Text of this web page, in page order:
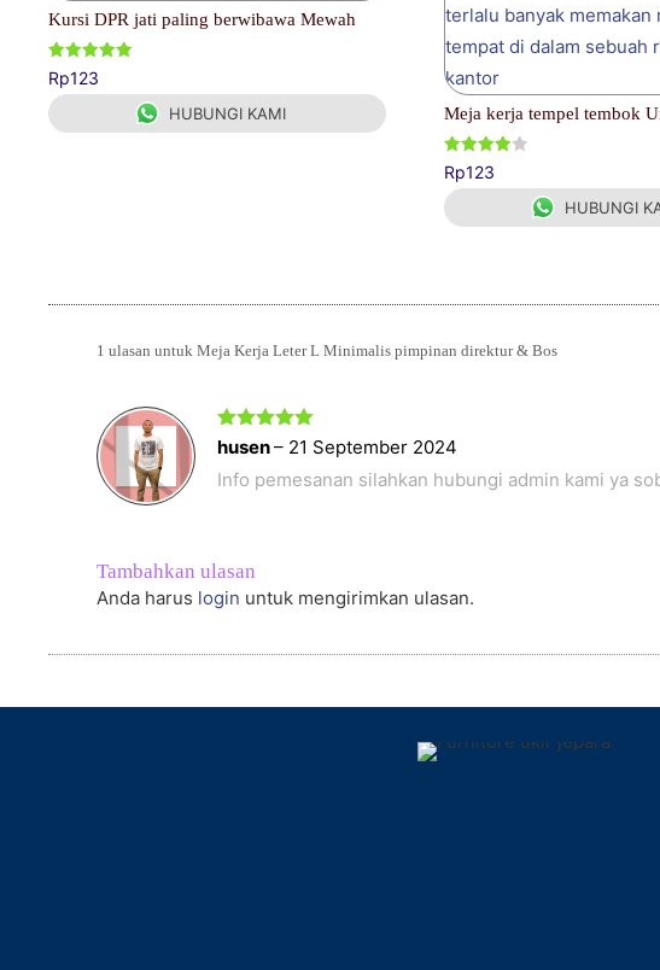
Kursi DPR jati paling berwibawa Mewah
Dinilai
5.00
dari 5
Rp123
HUBUNGI KAMI Meja kerja tempel tembok
Dinilai
4.00
dari 5
Rp123
HUBUNGI
1 ulasan untukMeja Kerja Leter L Minimalis pimpinan direktur & Bos
Dinilai5
dari 5
husen– 21 September 2024
Info pemesanan silahkan hubungi admin kami ya
Tambahkan ulasan
Anda harus login untuk mengirimkan ulasan.